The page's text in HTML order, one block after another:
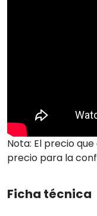
Nota: El precio
precio para la
Ficha técnica